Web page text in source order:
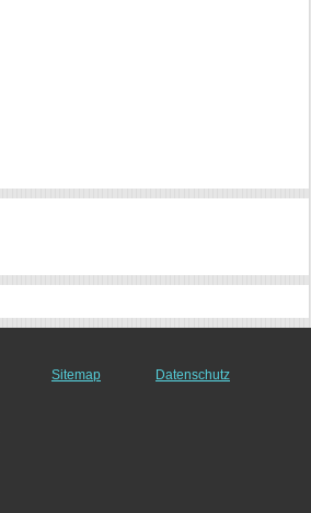
Sitemap Datenschutz